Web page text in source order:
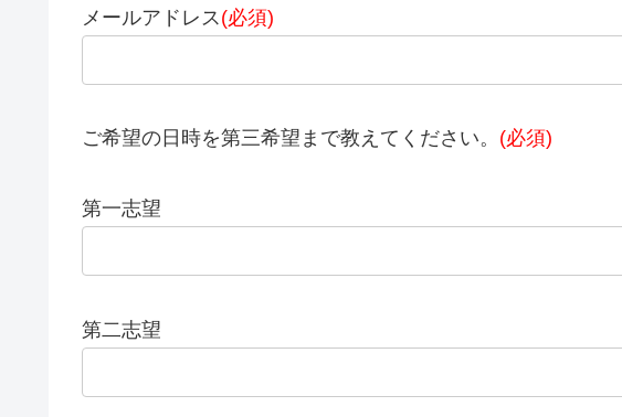
メールアドレス (必須)
ご希望の日時を第三希望まで教えてください。 (必須)
第一志望
第二志望